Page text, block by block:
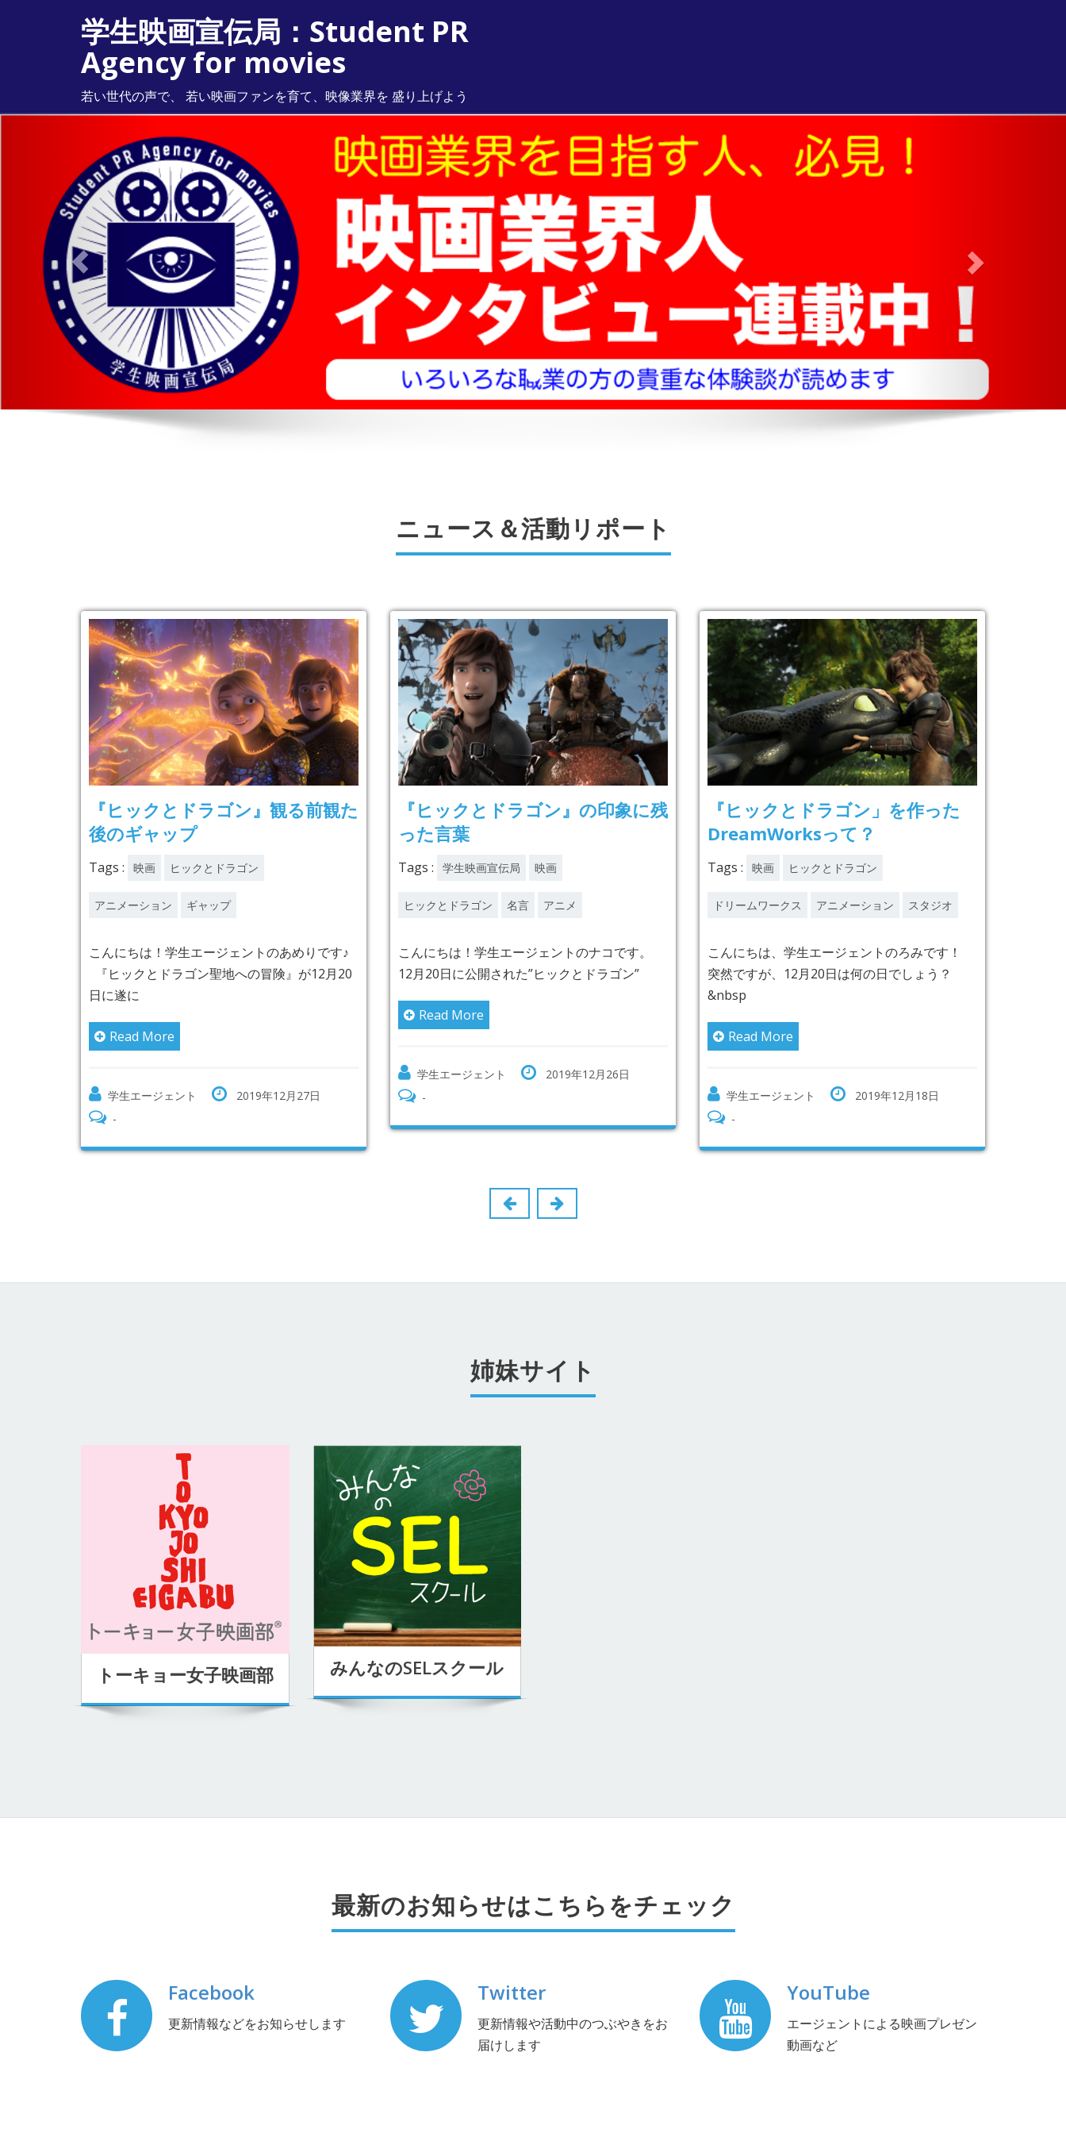
学生映画宣伝局：Student PR
Agency for movies
若い世代の声で、 若い映画ファンを育て、映像業界を 盛り上げよう
ニュース＆活動リポート
『ヒックとドラゴン』観る前観た
後のギャップ
Tags : 映画 ヒックとドラゴン
アニメーション ギャップ
こんにちは！学生エージェントのあめりです♪
『ヒックとドラゴン聖地への冒険』が12月20
日に遂に
Read More
学生エージェント
2019年12月27日
-
『ヒックとドラゴン』の印象に残
った言葉
Tags : 学生映画宣伝局 映画
ヒックとドラゴン 名言 アニメ
こんにちは！学生エージェントのナコです。
12月20日に公開された”ヒックとドラゴン”
Read More
学生エージェント
2019年12月26日
-
『ヒックとドラゴン」を作った
DreamWorksって？
Tags : 映画 ヒックとドラゴン
ドリームワークス アニメーション スタジオ
こんにちは、学生エージェントのろみです！
突然ですが、12月20日は何の日でしょう？
&nbsp
Read More
学生エージェント
2019年12月18日
-
姉妹サイト
トーキョー女子映画部 みんなのSELスクール
最新のお知らせはこちらをチェック
Facebook
更新情報などをお知らせします
Twitter
更新情報や活動中のつぶやきをお
届けします
YouTube
エージェントによる映画プレゼン
動画など